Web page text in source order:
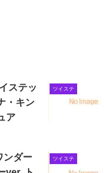
ステッ
・キン
ア
ツイステ
ンダー
ツイステ